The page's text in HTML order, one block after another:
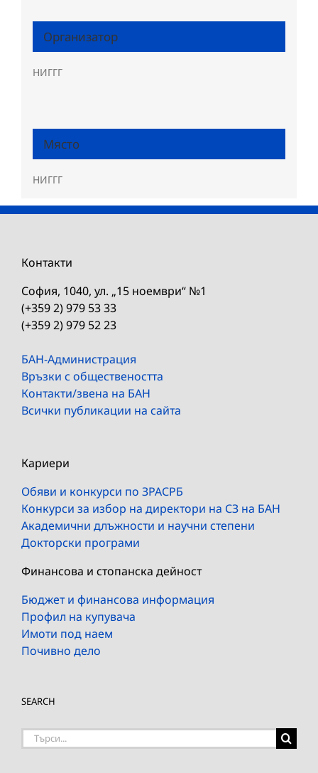
Организатор
НИГГГ
Място
НИГГГ
Контакти
София, 1040, ул. „15 ноември“ №1
(+359 2) 979 53 33
(+359 2) 979 52 23
БАН-Администрация
Връзки с обществеността
Контакти/звена на БАН
Всички публикации на сайта
Кариери
Обяви и конкурси по ЗРАСРБ
Конкурси за избор на директори на СЗ на БАН
Академични длъжности и научни степени
Докторски програми
Финансова и стопанска дейност
Бюджет и финансова информация
Профил на купувача
Имоти под наем
Почивно дело
SEARCH
Търсене